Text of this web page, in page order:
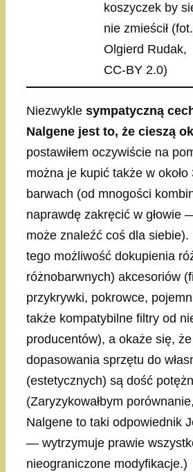
koszyczek by
nie zmieścił (fot.
Olgierd Rudak,
CC-BY 2.0)
Niezwykle sympatyczną
Nalgene jest to, że cieszą
postawiłem oczywiście na
można je kupić także w około
barwach (od mnogości
naprawdę zakręcić w głowie
może znaleźć coś dla siebie).
tego możliwość dokupienia
różnobarwnych) akcesoriów
przykrywki, pokrowce,
także kompatybilne filtry od
producentów), a okaże się,
dopasowania sprzętu do
(estetycznych) są dość
(Zaryzykowałbym
Nalgene to taki odpowiednik
— wytrzymuje prawie
nieograniczone modyfikacje.)